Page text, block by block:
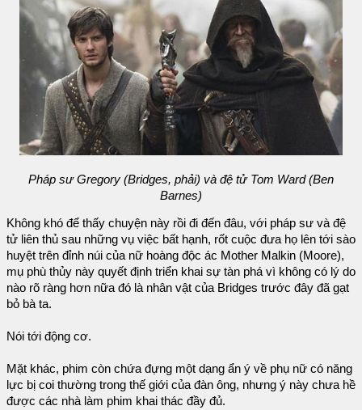
Pháp sư Gregory (Bridges, phải) và đệ tử Tom Ward (Ben
Barnes)
Không khó để thấy chuyện này rồi đi đến đâu, với pháp sư và đệ
tử liên thủ sau những vụ việc bất hạnh, rốt cuộc đưa họ lên tới sào
huyệt trên đỉnh núi của nữ hoàng độc ác Mother Malkin (Moore),
mụ phù thủy này quyết định triển khai sự tàn phá vì không có lý do
nào rõ ràng hơn nữa đó là nhân vật của Bridges trước đây đã gạt
bỏ bà ta.
Nói tới động cơ.
Mặt khác, phim còn chứa đựng một dạng ẩn ý về phụ nữ có năng
lực bị coi thường trong thế giới của đàn ông, nhưng ý này chưa hề
được các nhà làm phim khai thác đầy đủ.